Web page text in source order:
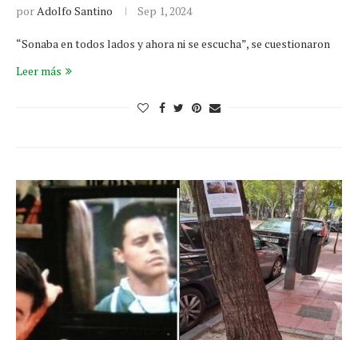
porAdolfo Santino Sep 1, 2024
“Sonaba en todos lados y ahora ni se escucha”, se cuestionaron
Leer más